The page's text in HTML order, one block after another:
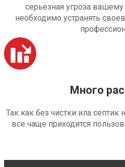
серьезная угроза
необходимо устранять
Много
Так как без чистки ила септик
все чаще приходится